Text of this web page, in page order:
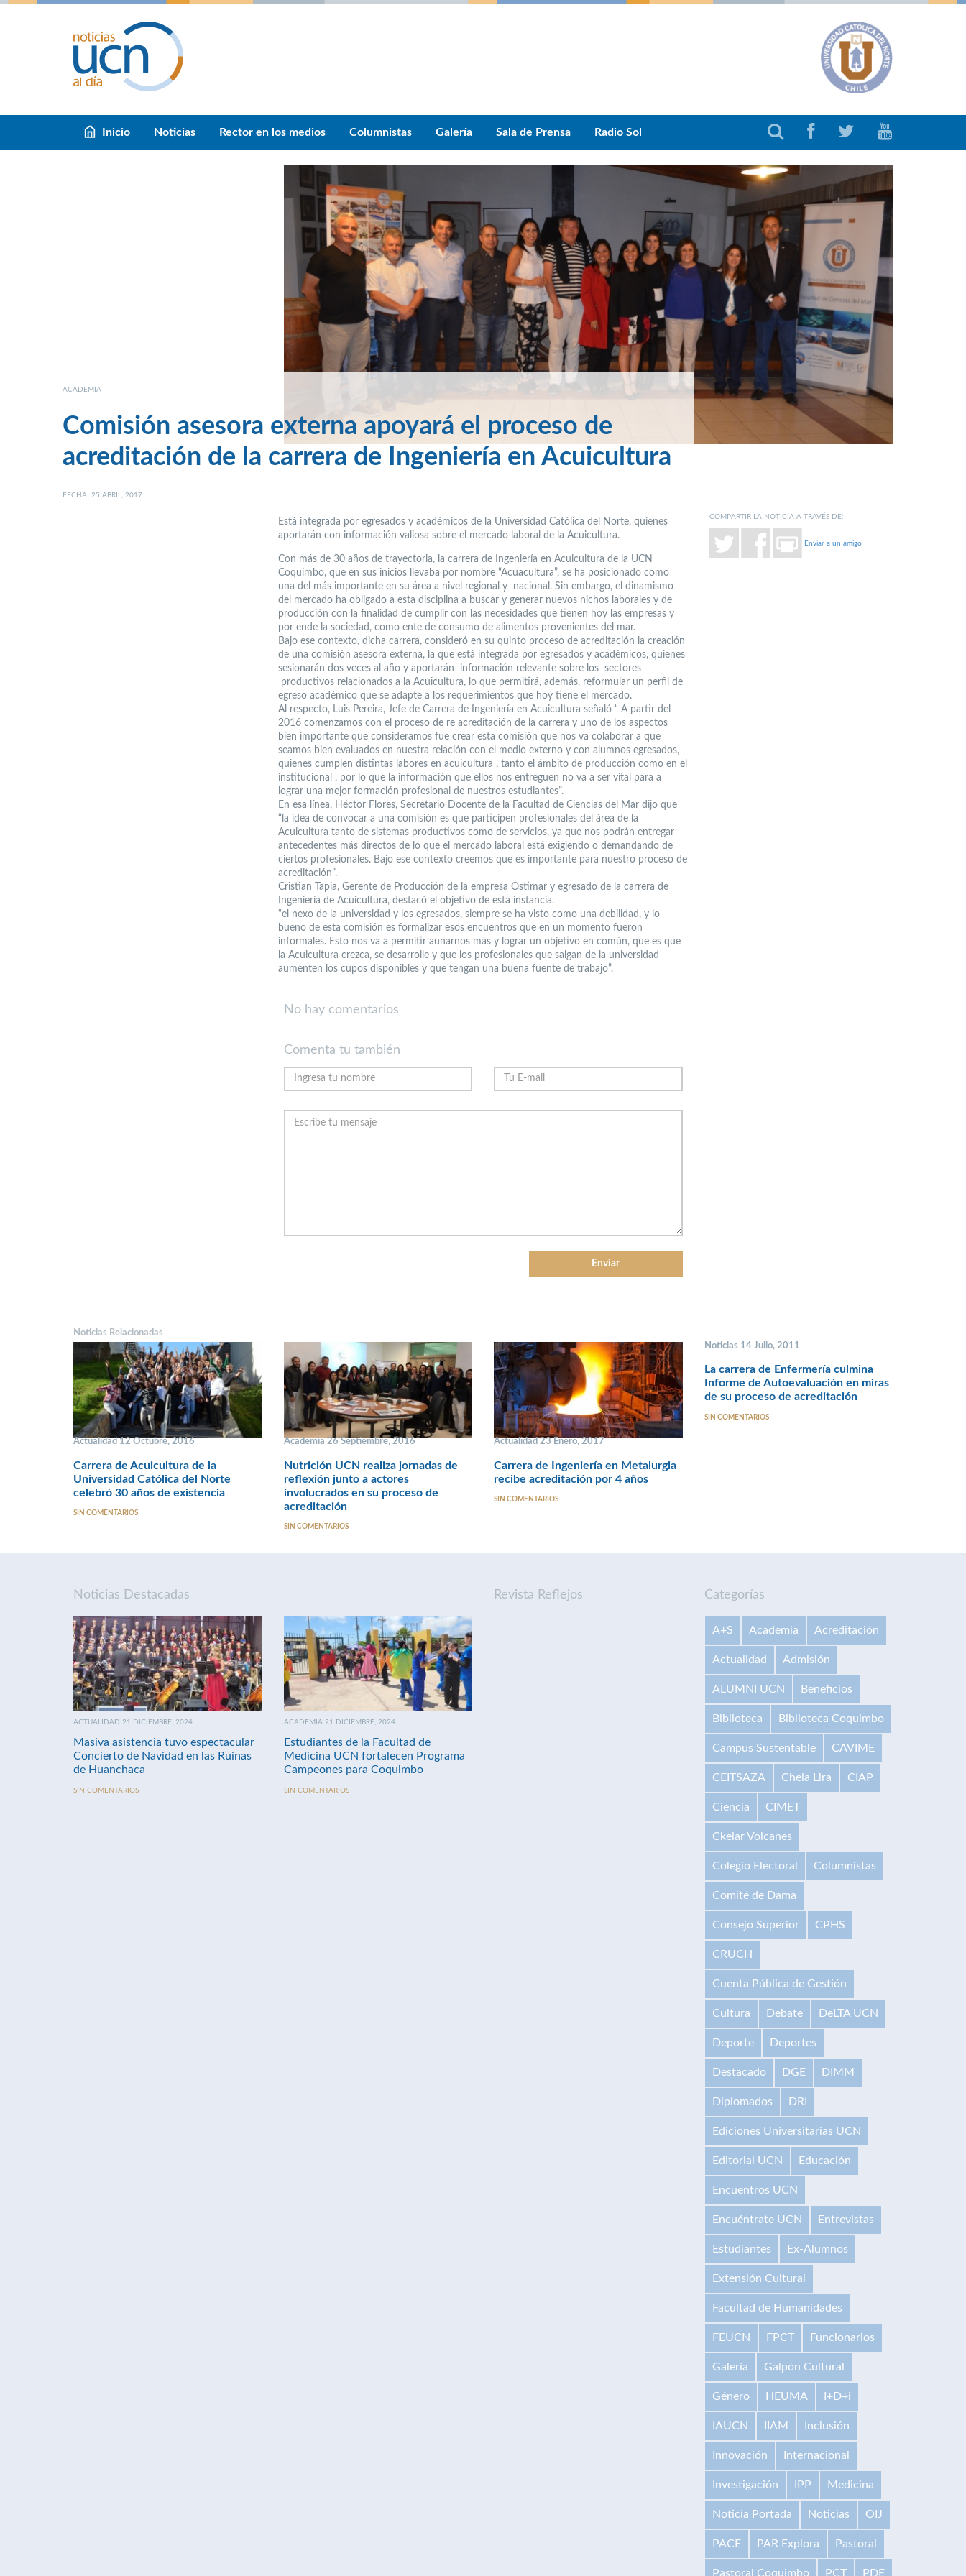
Inicio Noticias Rector en los medios Columnistas Galería Sala de Prensa Radio Sol
ACADEMIA
Comisión asesora externa apoyará el proceso de
acreditación de la carrera de Ingeniería en Acuicultura
FECHA: 25 ABRIL, 2017
Está integrada por egresados y académicos de la Universidad Católica del Norte, quienes
aportarán con información valiosa sobre el mercado laboral de la Acuicultura.
Con más de 30 años de trayectoria, la carrera de Ingeniería en Acuicultura de la UCN
Coquimbo, que en sus inicios llevaba por nombre “Acuacultura”, se ha posicionado como
una del más importante en su área a nivel regional y nacional. Sin embargo, el dinamismo
del mercado ha obligado a esta disciplina a buscar y generar nuevos nichos laborales y de
producción con la finalidad de cumplir con las necesidades que tienen hoy las empresas y
por ende la sociedad, como ente de consumo de alimentos provenientes del mar.
Bajo ese contexto, dicha carrera, consideró en su quinto proceso de acreditación la creación
de una comisión asesora externa, la que está integrada por egresados y académicos, quienes
sesionarán dos veces al año y aportarán información relevante sobre los sectores
productivos relacionados a la Acuicultura, lo que permitirá, además, reformular un perfil de
egreso académico que se adapte a los requerimientos que hoy tiene el mercado.
Al respecto, Luis Pereira, Jefe de Carrera de Ingeniería en Acuicultura señaló “ A partir del
2016 comenzamos con el proceso de re acreditación de la carrera y uno de los aspectos
bien importante que consideramos fue crear esta comisión que nos va colaborar a que
seamos bien evaluados en nuestra relación con el medio externo y con alumnos egresados,
quienes cumplen distintas labores en acuicultura , tanto el ámbito de producción como en el
institucional , por lo que la información que ellos nos entreguen no va a ser vital para a
lograr una mejor formación profesional de nuestros estudiantes”.
En esa línea, Héctor Flores, Secretario Docente de la Facultad de Ciencias del Mar dijo que
“la idea de convocar a una comisión es que participen profesionales del área de la
Acuicultura tanto de sistemas productivos como de servicios, ya que nos podrán entregar
antecedentes más directos de lo que el mercado laboral está exigiendo o demandando de
ciertos profesionales. Bajo ese contexto creemos que es importante para nuestro proceso de
acreditación”.
Cristian Tapia, Gerente de Producción de la empresa Ostimar y egresado de la carrera de
Ingeniería de Acuicultura, destacó el objetivo de esta instancia.
“el nexo de la universidad y los egresados, siempre se ha visto como una debilidad, y lo
bueno de esta comisión es formalizar esos encuentros que en un momento fueron
informales. Esto nos va a permitir aunarnos más y lograr un objetivo en común, que es que
la Acuicultura crezca, se desarrolle y que los profesionales que salgan de la universidad
aumenten los cupos disponibles y que tengan una buena fuente de trabajo”.
COMPARTIR LA NOTICIA A TRAVÉS DE:
Enviar a un amigo
No hay comentarios
Comenta tu también
Noticias Relacionadas
Actualidad 12 Octubre, 2016
Carrera de Acuicultura de la
Universidad Católica del Norte
celebró 30 años de existencia
SIN COMENTARIOS
Academia 26 Septiembre, 2016
Nutrición UCN realiza jornadas de
reflexión junto a actores
involucrados en su proceso de
acreditación
SIN COMENTARIOS
Actualidad 23 Enero, 2017
Carrera de Ingeniería en Metalurgia
recibe acreditación por 4 años
SIN COMENTARIOS
Noticias 14 Julio, 2011
La carrera de Enfermería culmina
Informe de Autoevaluación en miras
de su proceso de acreditación
SIN COMENTARIOS
Noticias Destacadas
ACTUALIDAD 21 DICIEMBRE, 2024
Masiva asistencia tuvo espectacular
Concierto de Navidad en las Ruinas
de Huanchaca
SIN COMENTARIOS
ACADEMIA 21 DICIEMBRE, 2024
Estudiantes de la Facultad de
Medicina UCN fortalecen Programa
Campeones para Coquimbo
SIN COMENTARIOS
Revista Reflejos Categorías
A+S Academia Acreditación
Actualidad Admisión
ALUMNI UCN Beneficios
Biblioteca Biblioteca Coquimbo
Campus Sustentable CAVIME
CEITSAZA Chela Lira CIAP
Ciencia CIMET
Ckelar Volcanes
Colegio Electoral Columnistas
Comité de Dama
Consejo Superior CPHS
CRUCH
Cuenta Pública de Gestión
Cultura Debate DeLTA UCN
Deporte Deportes
Destacado DGE DIMM
Diplomados DRI
Ediciones Universitarias UCN
Editorial UCN Educación
Encuentros UCN
Encuéntrate UCN Entrevistas
Estudiantes Ex-Alumnos
Extensión Cultural
Facultad de Humanidades
FEUCN FPCT Funcionarios
Galería Galpón Cultural
Género HEUMA I+D+i
IAUCN IIAM Inclusión
Innovación Internacional
Investigación IPP Medicina
Noticia Portada Noticias OIJ
PACE PAR Explora Pastoral
Pastoral Coquimbo PCT PDE